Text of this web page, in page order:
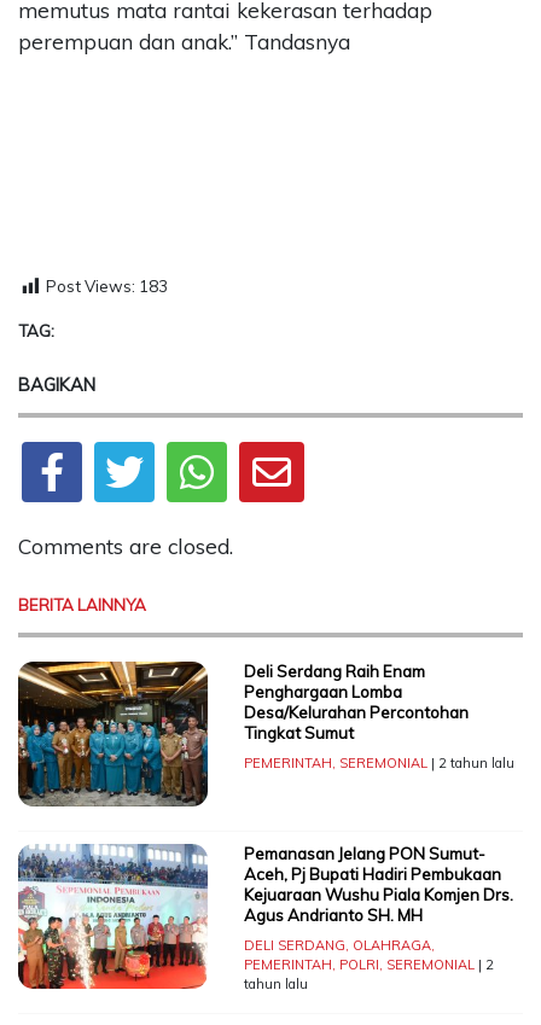
memutus mata rantai kekerasan terhadap
perempuan dan anak.” Tandasnya
Post Views: 183
TAG:
BAGIKAN
Comments are closed.
BERITA LAINNYA
Deli Serdang Raih Enam
Penghargaan Lomba
Desa/Kelurahan Percontohan
Tingkat Sumut
PEMERINTAH, SEREMONIAL| 2 tahun lalu
Pemanasan Jelang PON Sumut-
Aceh, Pj Bupati Hadiri Pembukaan
Kejuaraan Wushu Piala Komjen Drs.
Agus Andrianto SH. MH
DELI SERDANG, OLAHRAGA,
PEMERINTAH, POLRI, SEREMONIAL| 2
tahun lalu